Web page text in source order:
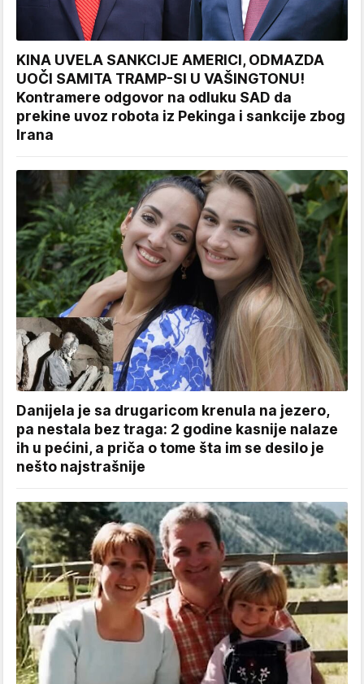
KINA UVELA SANKCIJE AMERICI, ODMAZDA
UOČI SAMITA TRAMP-SI U VAŠINGTONU!
Kontramere odgovor na odluku SAD da
prekine uvoz robota iz Pekinga i sankcije zbog
Irana
Danijela je sa drugaricom krenula na jezero,
pa nestala bez traga: 2 godine kasnije nalaze
ih u pećini, a priča o tome šta im se desilo je
nešto najstrašnije